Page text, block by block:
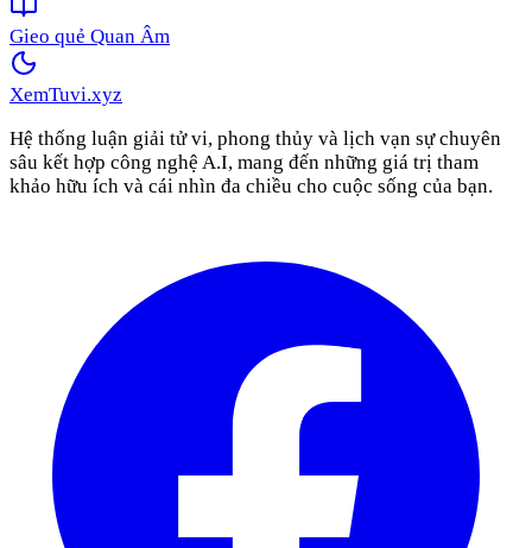
Gieo quẻ Quan Âm
XemTuvi.xyz
Hệ thống luận giải tử vi, phong thủy và lịch vạn sự chuyên
sâu kết hợp công nghệ A.I, mang đến những giá trị tham
khảo hữu ích và cái nhìn đa chiều cho cuộc sống của bạn.